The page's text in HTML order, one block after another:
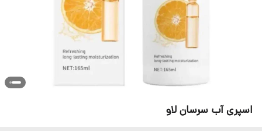
اسپری آب سرسان لاو